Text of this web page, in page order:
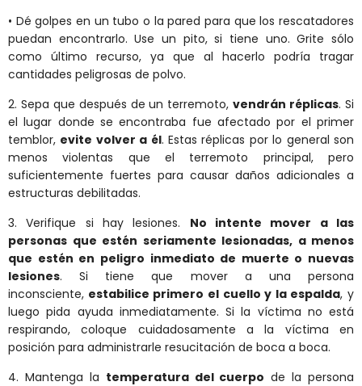
• Dé golpes en un tubo o la pared para que los rescatadores
puedan encontrarlo. Use un pito, si tiene uno. Grite sólo
como último recurso, ya que al hacerlo podría tragar
cantidades peligrosas de polvo.
2. Sepa que después de un terremoto,vendrán réplicas. Si
el lugar donde se encontraba fue afectado por el primer
temblor, evite volver a él. Estas réplicas por lo general son
menos violentas que el terremoto principal, pero
suficientemente fuertes para causar daños adicionales a
estructuras debilitadas.
3. Verifique si hay lesiones. No intente mover a las
personas que estén seriamente lesionadas, a menos
que estén en peligro inmediato de muerte o nuevas
lesiones. Si tiene que mover a una persona
inconsciente, estabilice primero el cuello y la espalda, y
luego pida ayuda inmediatamente. Si la víctima no está
respirando, coloque cuidadosamente a la víctima en
posición para administrarle resucitación de boca a boca.
4. Mantenga la temperatura del cuerpo de la persona